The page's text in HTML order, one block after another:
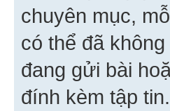
chuyên mục,
có thể đã
đang gửi bài
đính kèm tập